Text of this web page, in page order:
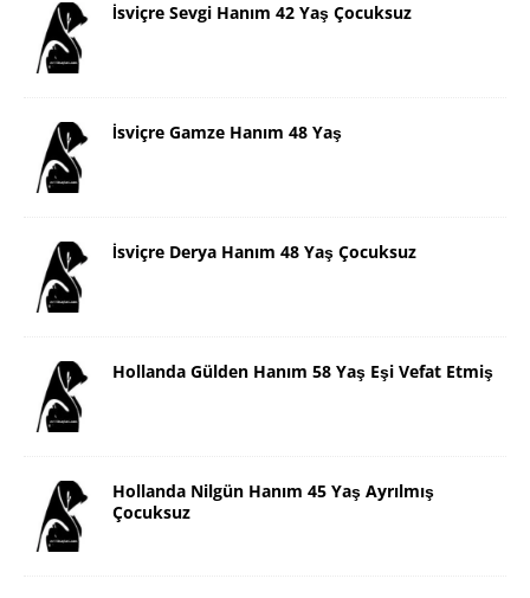
İsviçre Sevgi Hanım 42 Yaş Çocuksuz
İsviçre Gamze Hanım 48 Yaş
İsviçre Derya Hanım 48 Yaş Çocuksuz
Hollanda Gülden Hanım 58 Yaş Eşi Vefat Etmiş
Hollanda Nilgün Hanım 45 Yaş Ayrılmış
Çocuksuz